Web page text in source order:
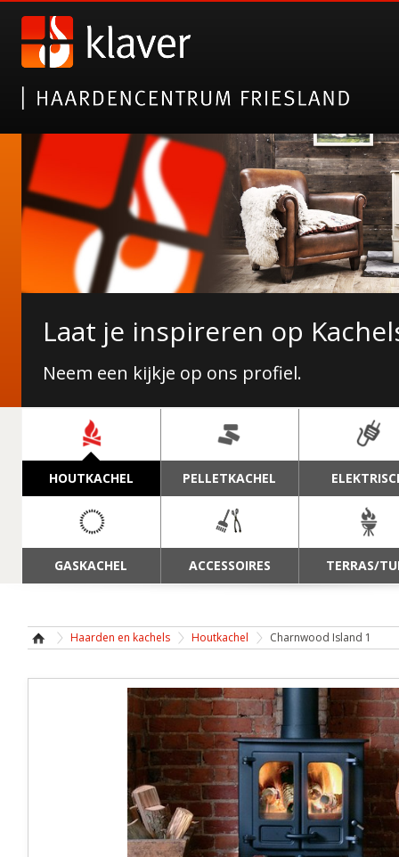
Nieuwe collectie
Janco de Jong!
Laat je inspireren op
Neem een kijkje op ons profiel.
NAVIGATIE
HOUTKACHEL PELLETKACHEL
GASKACHEL ACCESSOIRES TERRAS/
Haarden en kachels Houtkachel Charnwood Island 1